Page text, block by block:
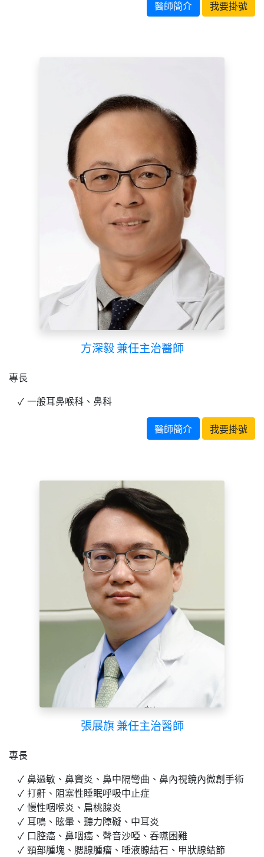
醫師簡介 我要掛號
方深毅 兼任主治醫師
專長
一般耳鼻喉科、鼻科
醫師簡介
我要掛號
張展旗 兼任主治醫師
專長
鼻過敏、鼻竇炎、鼻中隔彎曲、鼻內視鏡內微創手術
打鼾、阻塞性睡眠呼吸中止症
慢性咽喉炎、扁桃腺炎
耳鳴、眩暈、聽力障礙、中耳炎
口腔癌、鼻咽癌、聲音沙啞、吞嚥困難
頸部腫塊、腮腺腫瘤、唾液腺結石、甲狀腺結節